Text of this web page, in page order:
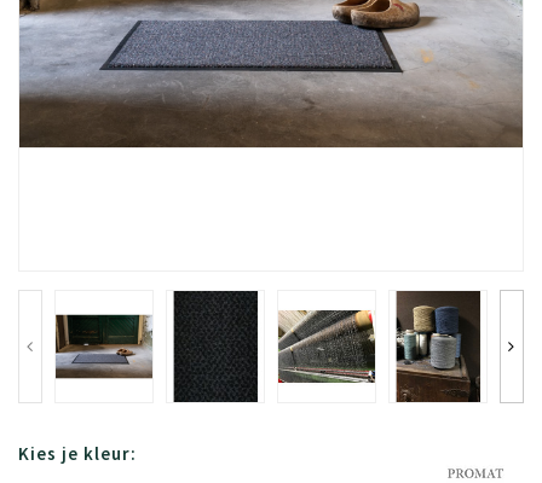
Kies je kleur: